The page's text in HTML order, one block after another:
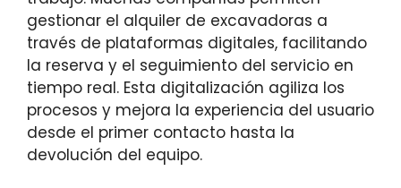
gestionar el alquiler de excavadoras a
través de plataformas digitales, facilitando
la reserva y el seguimiento del servicio en
tiempo real. Esta digitalización agiliza los
procesos y mejora la experiencia del usuario
desde el primer contacto hasta la
devolución del equipo.